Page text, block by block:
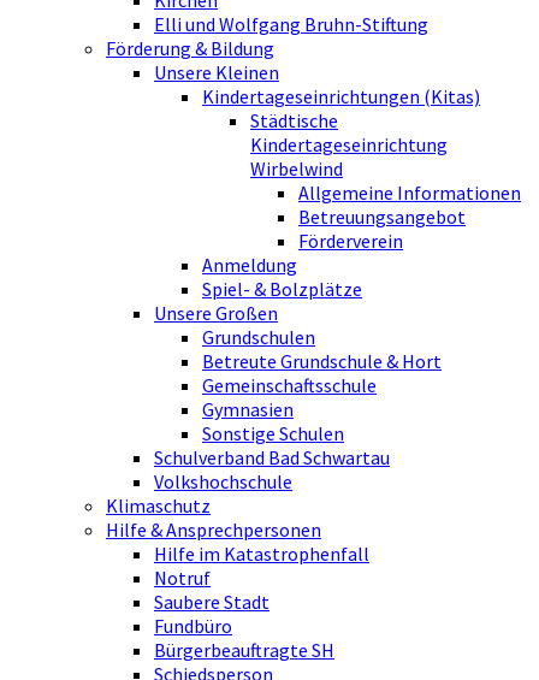
Elli und Wolfgang Bruhn-Stiftung
Förderung & Bildung
Unsere Kleinen
Kindertageseinrichtungen (Kitas)
Städtische
Kindertageseinrichtung
Wirbelwind
Allgemeine Informationen
Betreuungsangebot
Förderverein
Anmeldung
Spiel- & Bolzplätze
Unsere Großen
Grundschulen
Betreute Grundschule & Hort
Gemeinschaftsschule
Gymnasien
Sonstige Schulen
Schulverband Bad Schwartau
Volkshochschule
Klimaschutz
Hilfe & Ansprechpersonen
Hilfe im Katastrophenfall
Notruf
Saubere Stadt
Fundbüro
Bürgerbeauftragte SH
Schiedsperson